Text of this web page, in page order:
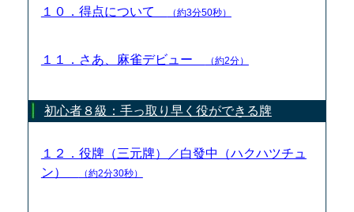
１０．得点について （約3分50秒）
１１．さあ、麻雀デビュー （約2分）
初心者８級：手っ取り早く役ができる牌
１２．役牌（三元牌）／白發中（ハクハツチュ
ン）
（約2分30秒）